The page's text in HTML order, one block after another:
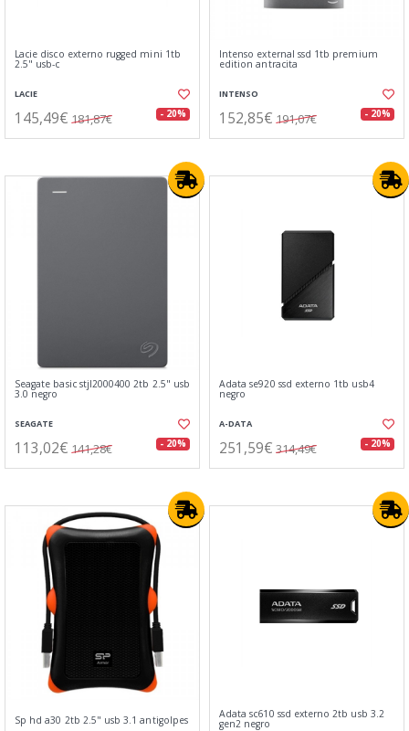
Lacie disco externo rugged mini 1tb
2.5" usb-c
LACIE
145,49€ 181,87€ - 20%
Intenso external ssd 1tb premium
edition antracita
INTENSO
152,85€ 191,07€ - 20%
Seagate basic stjl2000400 2tb 2.5" usb
3.0 negro
SEAGATE
113,02€ 141,28€ - 20%
Adata se920 ssd externo 1tb usb4
negro
A-DATA
251,59€ 314,49€ - 20%
Sp hd a30 2tb 2.5" usb 3.1 antigolpes Adata sc610 ssd externo 2tb usb 3.2
gen2 negro